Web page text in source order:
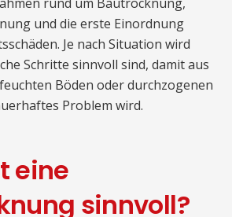
und die erste Einordnung
Je nach Situation wird
Schritte sinnvoll sind, damit aus
Böden oder durchzogenen
Problem wird.
eine
sinnvoll?